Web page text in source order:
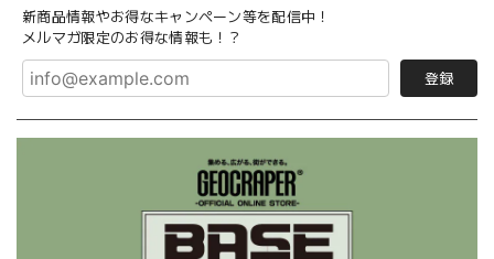
新商品情報やお得なキャンペーン等を配信中！
メルマガ限定のお得な情報も！？
登録